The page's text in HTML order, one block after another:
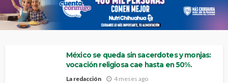
México se queda sin sacerdotes y monjas:
vocación religiosa cae hasta en 50%.
La redacción 4 meses ago